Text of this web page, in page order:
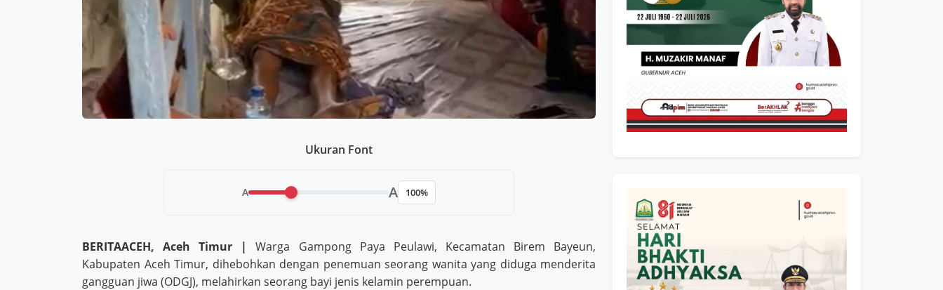
Ukuran Font
A A 100%
BERITAACEH, Aceh Timur |
Warga Gampong Paya Peulawi, Kecamatan Birem Bayeun,
Kabupaten Aceh Timur, dihebohkan dengan penemuan seorang wanita yang diduga menderita
gangguan jiwa (ODGJ), melahirkan seorang bayi jenis kelamin perempuan.